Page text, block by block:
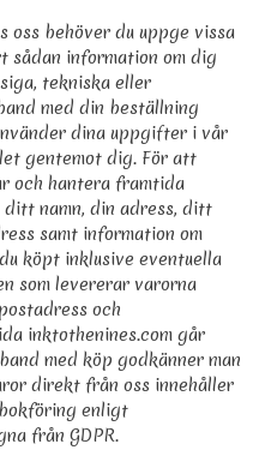
behöver du uppge vissa
sådan information om dig
tekniska eller
med din beställning
dina uppgifter i vår
gentemot dig. För att
och hantera framtida
namn, din adress, ditt
samt information om
köpt inklusive eventuella
som levererar varorna
och
inktothenines.com går
med köp godkänner man
direkt från oss innehåller
enligt
från GDPR.